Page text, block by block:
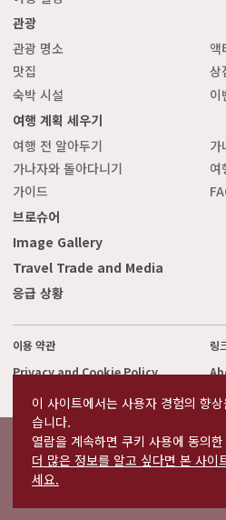
관광
관광 명소
액
맛집
상
숙박 시설
이
여행 계획 세우기
여행 전 알아두기
가
가나자와 돌아다니기
여
가이드
브로슈어
Image Gallery
Travel Trade and Media
응급 상황
이용 약관
링
Privacy and Cookie Policy
Contact Us
©2022 Kanazawa City
The copyright for the Website
It is forbidden to replicate or reprint
이 사이트에서는 사용자 경험의 향
습니다.
열람을 계속하면 쿠키 사용에 동의
더 많은 정보를 알고 싶다면 본 사이
세요.